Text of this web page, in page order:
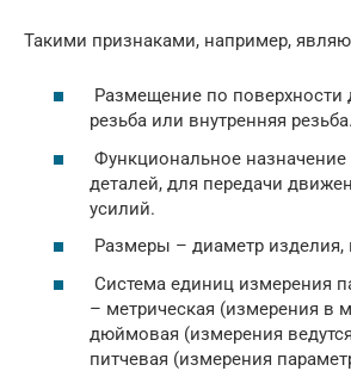
Такими признаками, например,
Размещение по поверхности
резьба или внутренняя резьба.
Функциональное
деталей, для передачи
усилий.
Размеры – диаметр изделия,
Система единиц измерения
– метрическая (измерения в
дюймовая (измерения
питчевая (измерения